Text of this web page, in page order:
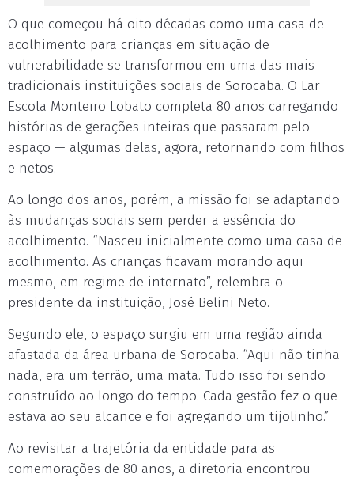
O que começou há oito décadas como uma casa de
acolhimento para crianças em situação de
vulnerabilidade se transformou em uma das mais
tradicionais instituições sociais de Sorocaba. O Lar
Escola Monteiro Lobato completa 80 anos carregando
histórias de gerações inteiras que passaram pelo
espaço — algumas delas, agora, retornando com filhos
e netos.
Ao longo dos anos, porém, a missão foi se adaptando
às mudanças sociais sem perder a essência do
acolhimento. “Nasceu inicialmente como uma casa de
acolhimento. As crianças ficavam morando aqui
mesmo, em regime de internato”, relembra o
presidente da instituição, José Belini Neto.
Segundo ele, o espaço surgiu em uma região ainda
afastada da área urbana de Sorocaba. “Aqui não tinha
nada, era um terrão, uma mata. Tudo isso foi sendo
construído ao longo do tempo. Cada gestão fez o que
estava ao seu alcance e foi agregando um tijolinho.”
Ao revisitar a trajetória da entidade para as
comemorações de 80 anos, a diretoria encontrou